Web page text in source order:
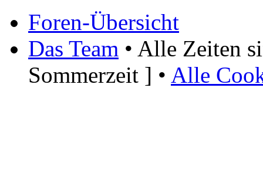
Foren-Übersicht
Das Team • Alle Zeiten
Sommerzeit ] • Alle